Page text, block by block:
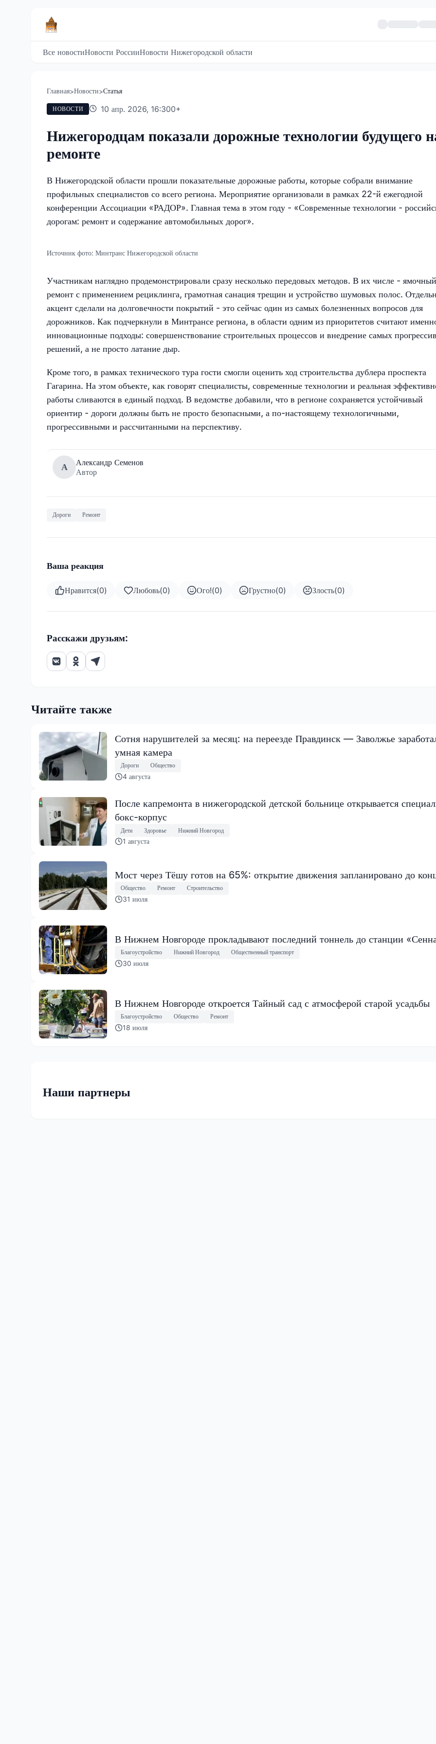
Все новостиНовости РоссииНовости Нижегородской области
Главная>Новости>Статья
НОВОСТИ 10 апр. 2026, 16:300+
Нижегородцам показали дорожные технологии будущего
ремонте
В Нижегородской области прошли показательные дорожные работы, которые собрали внимание
профильных специалистов со всего региона. Мероприятие организовали в рамках 22-й ежегодной
конференции Ассоциации «РАДОР». Главная тема в этом году - «Современные технологии -
дорогам: ремонт и содержание автомобильных дорог».
Источник фото: Минтранс Нижегородской области
Участникам наглядно продемонстрировали сразу несколько передовых методов. В их числе - ямочный
ремонт с применением рециклинга, грамотная санация трещин и устройство шумовых полос.
акцент сделали на долговечности покрытий - это сейчас один из самых болезненных вопросов для
дорожников. Как подчеркнули в Минтрансе региона, в области одним из приоритетов считают
инновационные подходы: совершенствование строительных процессов и внедрение самых
решений, а не просто латание дыр.
Кроме того, в рамках технического тура гости смогли оценить ход строительства дублера проспекта
Гагарина. На этом объекте, как говорят специалисты, современные технологии и реальная
работы сливаются в единый подход. В ведомстве добавили, что в регионе сохраняется устойчивый
ориентир - дороги должны быть не просто безопасными, а по-настоящему технологичными,
прогрессивными и рассчитанными на перспективу.
А
Александр Семенов
Автор
Дороги Ремонт
Ваша реакция
Нравится(0) Любовь(0) Ого!(0) Грустно(0) Злость(0)
Расскажи друзьям:
Читайте также
Сотня нарушителей за месяц: на переезде Правдинск — Заволжье
умная камера
Дороги Общество
4 августа
После капремонта в нижегородской детской больнице открывается
бокс-корпус
Дети Здоровье Нижний Новгород
1 августа
Мост через Тёшу готов на 65%: открытие движения запланировано до
Общество Ремонт Строительство
31 июля
В Нижнем Новгороде прокладывают последний тоннель до станции
Благоустройство Нижний Новгород Общественный транспорт
30 июля
В Нижнем Новгороде откроется Тайный сад с атмосферой старой усадьбы
Благоустройство Общество Ремонт
18 июля
Наши партнеры